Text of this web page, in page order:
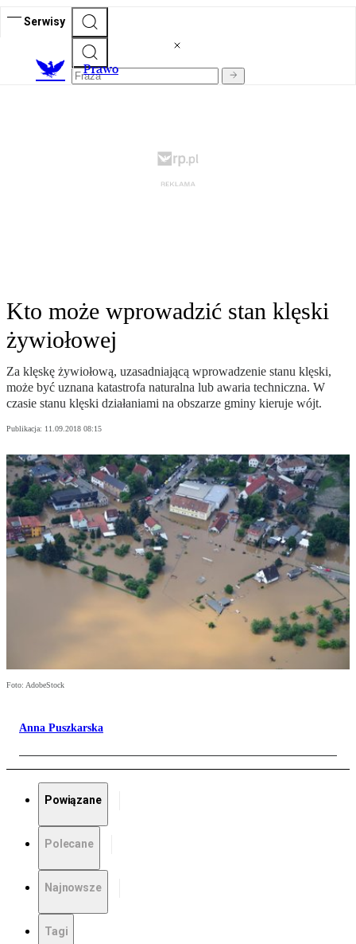
Serwisy
Prawo
Kto może wprowadzić stan klęski
żywiołowej
Za klęskę żywiołową, uzasadniającą wprowadzenie stanu klęski,
może być uznana katastrofa naturalna lub awaria techniczna. W
czasie stanu klęski działaniami na obszarze gminy kieruje wójt.
Publikacja: 11.09.2018 08:15
Foto: AdobeStock
Anna Puszkarska
Powiązane
Polecane
Najnowsze
Tagi